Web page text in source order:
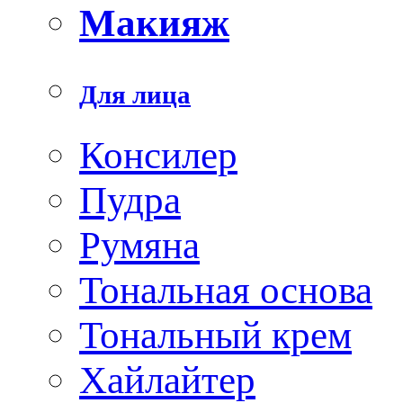
Макияж
Для лица
Консилер
Пудра
Румяна
Тональная основа
Тональный крем
Хайлайтер